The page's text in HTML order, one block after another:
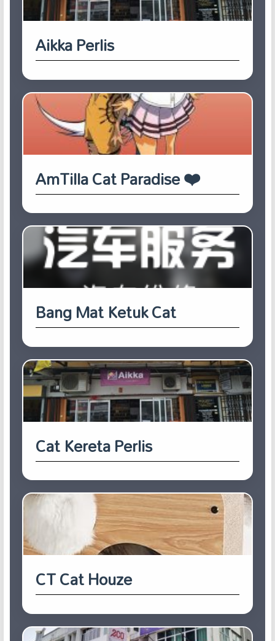
Aikka Perlis
AmTilla Cat Paradise ❤️
Bang Mat Ketuk Cat
Cat Kereta Perlis
CT Cat Houze